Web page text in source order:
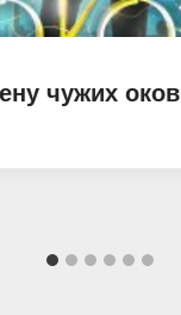
чужих оков